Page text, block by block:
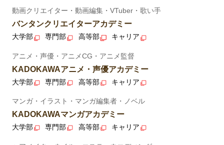
動画クリエイター・動画編集・VTuber・歌い手
バンタンクリエイターアカデミー
大学部 専門部 高等部 キャリア
アニメ・声優・アニメCG・アニメ監督
KADOKAWAアニメ・声優アカデミー
大学部 専門部 高等部 キャリア
マンガ・イラスト・マンガ編集者・ノベル
KADOKAWAマンガアカデミー
大学部 専門部 高等部 キャリア